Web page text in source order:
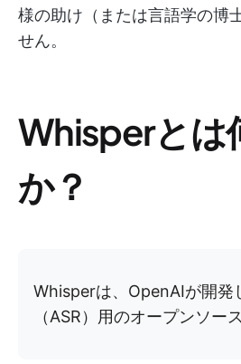
様の助け（または言語学の博
せん。
Whisperとは
か？
Whisperは、OpenAIが開発
（ASR）用のオープンソー